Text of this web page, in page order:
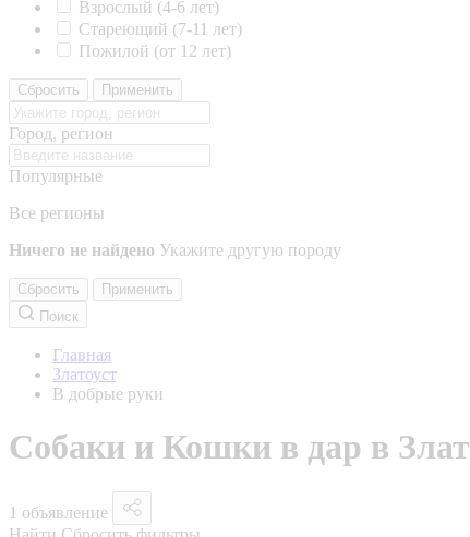
Взрослый (4-6 лет)
Стареющий (7-11 лет)
Пожилой (от 12 лет)
Сбросить Применить
Город, регион
Популярные
Все регионы
Ничего не найдено Укажите другую породу
Сбросить
Применить
Поиск
Главная
Златоуст
В добрые руки
Собаки и Кошки в дар в
1 объявление